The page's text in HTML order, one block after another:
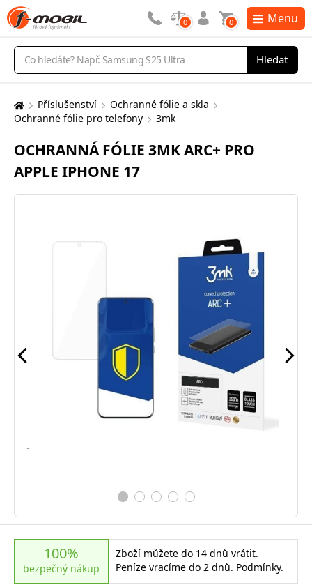
Vyhledávání
Hledat
0 0 Menu
Zde
nacházíte:
Příslušenství
Ochranné fólie a skla
Ochranné fólie pro telefony
3mk
OCHRANNÁ FÓLIE 3MK ARC+ PRO
APPLE IPHONE 17
100%
bezpečný nákup
Zboží můžete do 14 dnů vrátit.
Peníze vracíme do 2 dnů. Podmínky.